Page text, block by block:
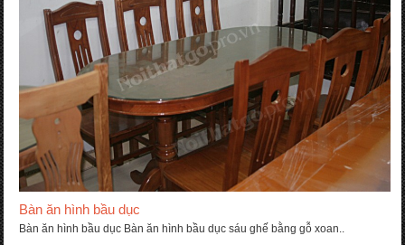
Bàn ăn hình bầu dục
Bàn ăn hình bầu dục Bàn ăn hình bầu dục sáu ghế bằng gỗ xoan..